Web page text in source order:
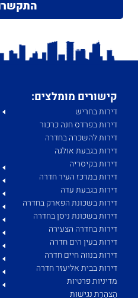
קישורים מומלצים:
דירות בחריש
דירות בפרדס חנה כרכור
דירות להשכרה בחדרה
דירות בגבעת אולגה
דירות בקיסריה
דירות במרכז העיר חדרה
דירות בגבעת עדה
דירות בשכונת הפארק בחדרה
דירות בשכונת ניסן בחדרה
דירות בחדרה הצעירה
דירות בעין הים חדרה
דירות בנווה חיים חדרה
דירות בבית אליעזר חדרה
מדיניות פרטיות
הַצְהָרַת נְגִישׁוּת